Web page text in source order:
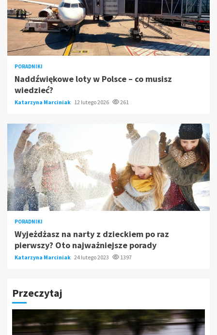
PORADNIKI
Naddźwiękowe loty w Polsce – co musisz
wiedzieć?
Katarzyna Marciniak 12 lutego 2026 261
PORADNIKI
Wyjeżdżasz na narty z dzieckiem po raz
pierwszy? Oto najważniejsze porady
Katarzyna Marciniak 24 lutego 2023 1397
Przeczytaj